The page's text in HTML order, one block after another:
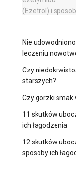
Nie
leczeniu
Czy
starszych?
Czy gorzki smak
11 skutków
ich łagodzenia
12 skutków
sposoby ich